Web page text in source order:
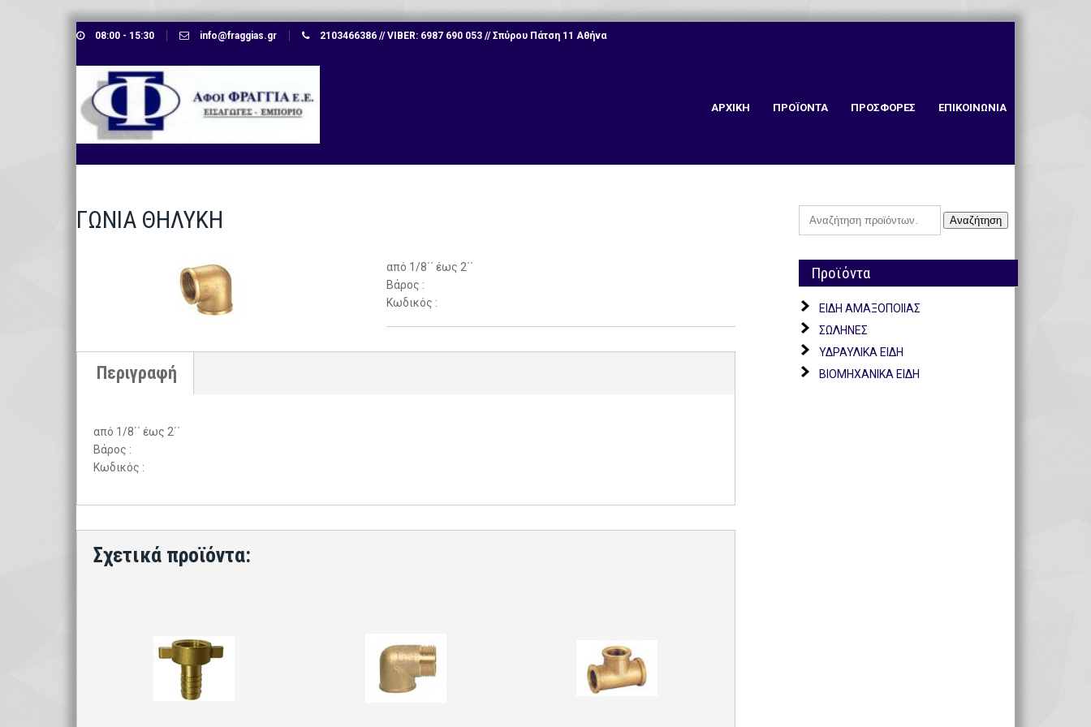
Skip
content
08:00 - 15:30 info@fraggias.gr 2103466386 // VIBER: 6987 690 053 // Σπύρου Πάτση 11 Αθήνα
ΑΡΧΙΚΗ ΠΡΟΪΟΝΤΑ ΠΡΟΣΦΟΡΕΣ ΕΠΙΚΟΙΝΩΝΙΑ
ΓΩΝΙΑ ΘΗΛΥΚΗ
από 1/8΄΄ έως 2΄΄
Βάρος :
Κωδικός :
από 1/8΄΄ έως 2΄΄
Βάρος :
Κωδικός :
Αναζήτηση
Αναζήτηση
Προϊόντα
ΕΙΔΗ ΑΜΑΞΟΠΟΙΙΑΣ
ΣΩΛΗΝΕΣ
ΥΔΡΑΥΛΙΚΑ ΕΙΔΗ
ΒΙΟΜΗΧΑΝΙΚΑ ΕΙΔΗ